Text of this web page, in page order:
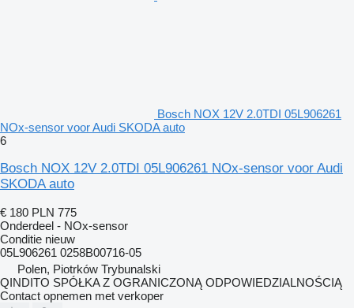
Bosch NOX 12V 2.0TDI 05L906261
NOx-sensor voor Audi SKODA auto
6
Bosch NOX 12V 2.0TDI 05L906261 NOx-sensor voor Audi
SKODA auto
€ 180 PLN 775
Onderdeel - NOx-sensor
Conditie nieuw
05L906261 0258B00716-05
Polen, Piotrków Trybunalski
QINDITO SPÓŁKA Z OGRANICZONĄ ODPOWIEDZIALNOŚCIĄ
Contact opnemen met verkoper